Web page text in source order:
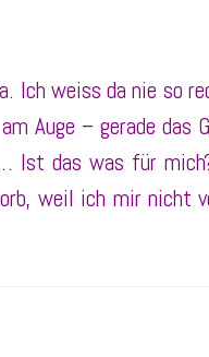
Ich weiss da nie so
Auge – gerade das
das was für
weil ich mir nicht